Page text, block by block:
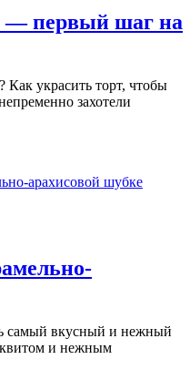
— первый шаг на
Как украсить торт, чтобы
захотели
самый вкусный и нежный
и нежным